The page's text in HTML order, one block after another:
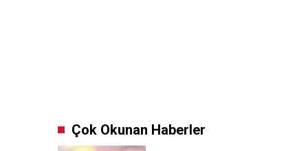
Çok Okunan Haberler